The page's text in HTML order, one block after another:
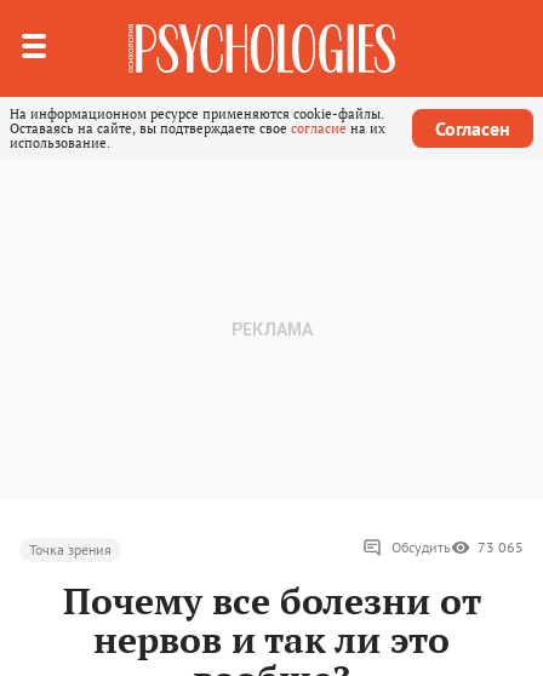
На информационном ресурсе применяются cookie-файлы.
Оставаясь на сайте, вы подтверждаете свое согласие на их
использование.
Согласен
Точка зрения Обсудить 73 065
Почему все болезни от
нервов и так ли это